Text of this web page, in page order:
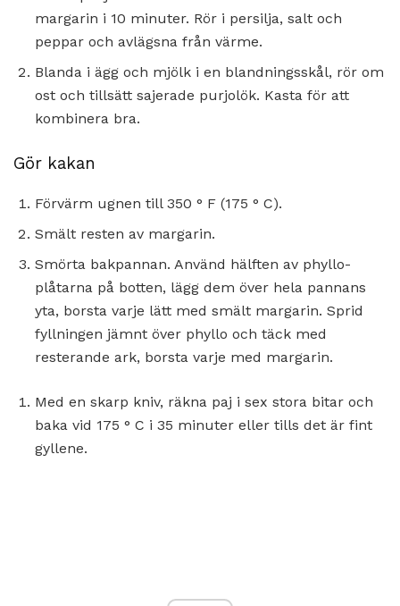
margarin i 10 minuter. Rör i persilja, salt och
peppar och avlägsna från värme.
Blanda i ägg och mjölk i en blandningsskål, rör om
ost och tillsätt sajerade purjolök. Kasta för att
kombinera bra.
Gör kakan
Förvärm ugnen till 350 ° F (175 ° C).
Smält resten av margarin.
Smörta bakpannan. Använd hälften av phyllo-
plåtarna på botten, lägg dem över hela pannans
yta, borsta varje lätt med smält margarin. Sprid
fyllningen jämnt över phyllo och täck med
resterande ark, borsta varje med margarin.
Med en skarp kniv, räkna paj i sex stora bitar och
baka vid 175 ° C i 35 minuter eller tills det är fint
gyllene.